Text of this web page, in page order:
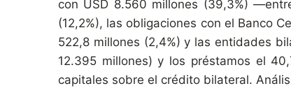
con USD 8.560 millones (39,3%)
(12,2%), las obligaciones con el Banco
522,8 millones (2,4%) y las entidades
12.395 millones) y los préstamos el
capitales sobre el crédito bilateral.